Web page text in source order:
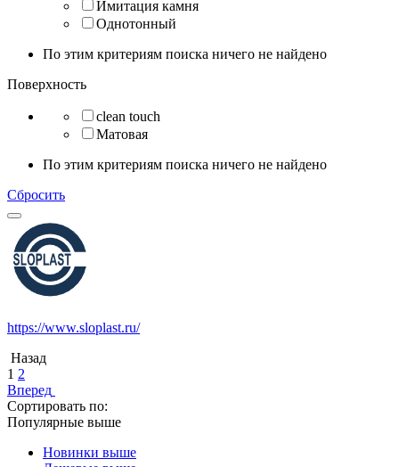
Имитация камня
Однотонный
По этим критериям поиска ничего не найдено
Поверхность
clean touch
Матовая
По этим критериям поиска ничего не найдено
Сбросить
https://www.sloplast.ru/
Назад
1 2
Вперед
Сортировать по:
Популярные выше
Новинки выше